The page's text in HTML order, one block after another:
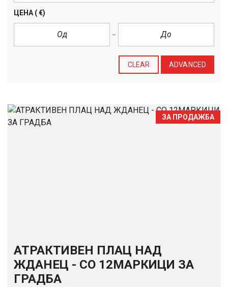
ЦЕНА ( €)
CLEAR ADVANCED
ЗА ПРОДАЖБА
АТРАКТИВЕН ПЛАЦ НАД
ЖДАНЕЦ - СО 12МАРКИЦИ ЗА
ГРАДБА